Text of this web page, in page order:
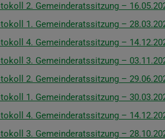
2. Gemeinderatssitzung –
1. Gemeinderatssitzung –
4. Gemeinderatssitzung –
3. Gemeinderatssitzung –
2. Gemeinderatssitzung –
1. Gemeinderatssitzung –
4. Gemeinderatssitzung –
3. Gemeinderatssitzung –